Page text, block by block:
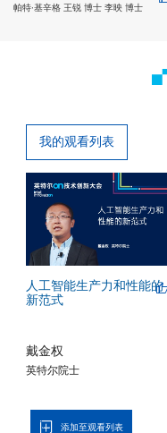
帕特·基辛格 王锐 博士 李映 博士
我的观看列表
人工智能生产力和性能的
新范式
戴金权
英特尔院士
添加至观看列表